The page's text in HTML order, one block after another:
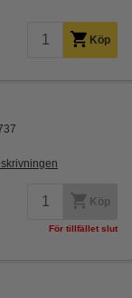
Köp
Köp
För tillfället slut